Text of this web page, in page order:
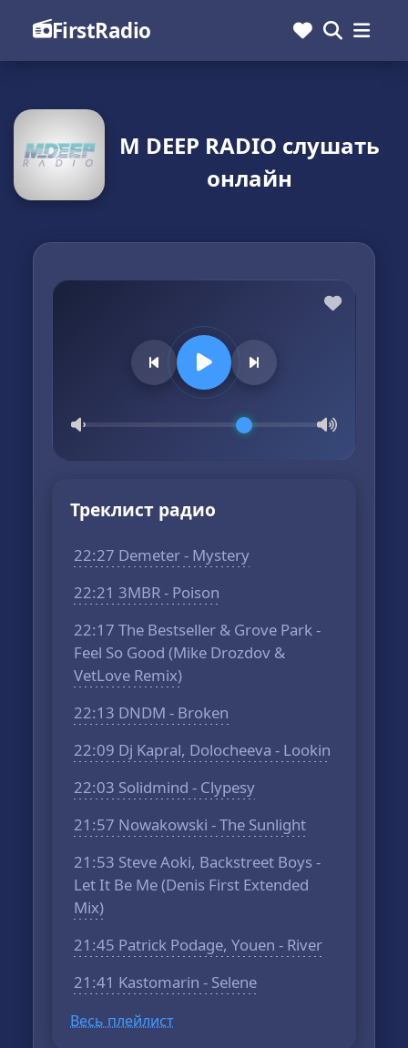
FirstRadio
M DEEP RADIO слушать
онлайн
Треклист радио
22:27 Demeter - Mystery
22:21 3MBR - Poison
22:17 The Bestseller & Grove Park -
Feel So Good (Mike Drozdov &
VetLove Remix)
22:13 DNDM - Broken
22:09 Dj Kapral, Dolocheeva - Lookin
22:03 Solidmind - Clypesy
21:57 Nowakowski - The Sunlight
21:53 Steve Aoki, Backstreet Boys -
Let It Be Me (Denis First Extended
Mix)
21:45 Patrick Podage, Youen - River
21:41 Kastomarin - Selene
Весь плейлист